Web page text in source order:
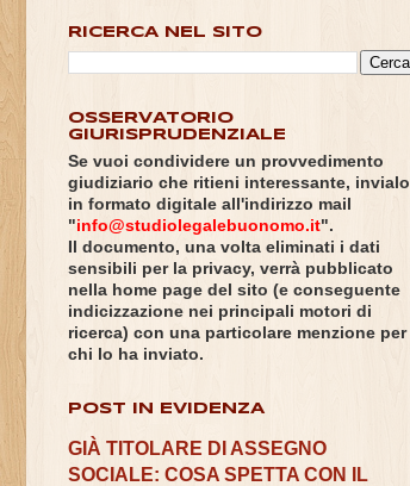
RICERCA NEL SITO
OSSERVATORIO
GIURISPRUDENZIALE
Se vuoi condividere un provvedimento
giudiziario che ritieni interessante, invialo
in formato digitale all'indirizzo mail
"info@studiolegalebuonomo.it".
Il documento, una volta eliminati i dati
sensibili per la privacy, verrà pubblicato
nella home page del sito (e conseguente
indicizzazione nei principali motori di
ricerca) con una particolare menzione per
chi lo ha inviato.
POST IN EVIDENZA
GIÀ TITOLARE DI ASSEGNO
SOCIALE: COSA SPETTA CON IL